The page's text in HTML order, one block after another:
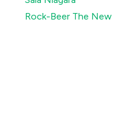
Rock-Beer The New